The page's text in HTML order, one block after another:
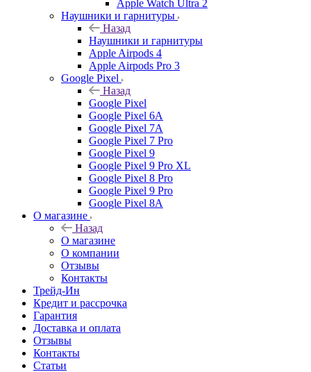
Apple Watch Ultra 2
Наушники и гарнитуры
Назад
Наушники и гарнитуры
Apple Airpods 4
Apple Airpods Pro 3
Google Pixel
Назад
Google Pixel
Google Pixel 6A
Google Pixel 7А
Google Pixel 7 Pro
Google Pixel 9
Google Pixel 9 Pro XL
Google Pixel 8 Pro
Google Pixel 9 Pro
Google Pixel 8A
О магазине
Назад
О магазине
О компании
Отзывы
Контакты
Трейд-Ин
Кредит и рассрочка
Гарантия
Доставка и оплата
Отзывы
Контакты
Статьи